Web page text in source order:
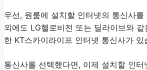
우선, 원룸에 설치할 인터넷의 통신사
외에도 LG헬로비전 또는 딜라이브와
한 KT스카이라이프 인터넷 통신사가 있
통신사를 선택했다면, 이제 설치할 인